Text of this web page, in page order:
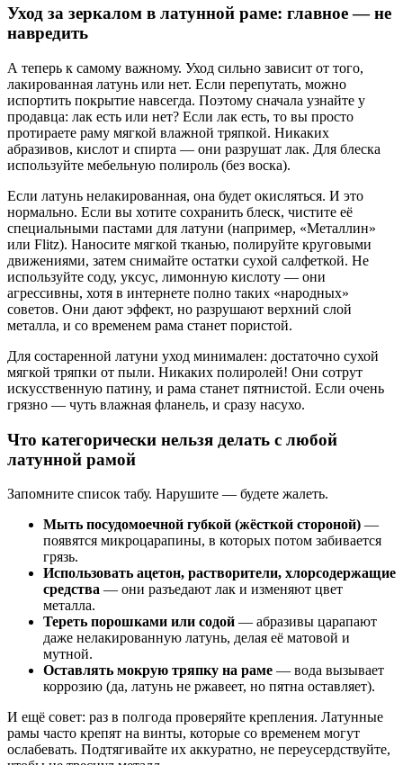
Уход за зеркалом в латунной раме: главное — не
навредить
А теперь к самому важному. Уход сильно зависит от того,
лакированная латунь или нет. Если перепутать, можно
испортить покрытие навсегда. Поэтому сначала узнайте у
продавца: лак есть или нет? Если лак есть, то вы просто
протираете раму мягкой влажной тряпкой. Никаких
абразивов, кислот и спирта — они разрушат лак. Для блеска
используйте мебельную полироль (без воска).
Если латунь нелакированная, она будет окисляться. И это
нормально. Если вы хотите сохранить блеск, чистите её
специальными пастами для латуни (например, «Металлин»
или Flitz). Наносите мягкой тканью, полируйте круговыми
движениями, затем снимайте остатки сухой салфеткой. Не
используйте соду, уксус, лимонную кислоту — они
агрессивны, хотя в интернете полно таких «народных»
советов. Они дают эффект, но разрушают верхний слой
металла, и со временем рама станет пористой.
Для состаренной латуни уход минимален: достаточно сухой
мягкой тряпки от пыли. Никаких полиролей! Они сотрут
искусственную патину, и рама станет пятнистой. Если очень
грязно — чуть влажная фланель, и сразу насухо.
Что категорически нельзя делать с любой
латунной рамой
Запомните список табу. Нарушите — будете жалеть.
Мыть посудомоечной губкой (жёсткой стороной) —
появятся микроцарапины, в которых потом забивается
грязь.
Использовать ацетон, растворители, хлорсодержащие
средства — они разъедают лак и изменяют цвет
металла.
Тереть порошками или содой — абразивы царапают
даже нелакированную латунь, делая её матовой и
мутной.
Оставлять мокрую тряпку на раме — вода вызывает
коррозию (да, латунь не ржавеет, но пятна оставляет).
И ещё совет: раз в полгода проверяйте крепления. Латунные
рамы часто крепят на винты, которые со временем могут
ослабевать. Подтягивайте их аккуратно, не переусердствуйте,